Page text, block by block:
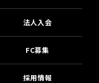
法人入会
FC募集
採用情報